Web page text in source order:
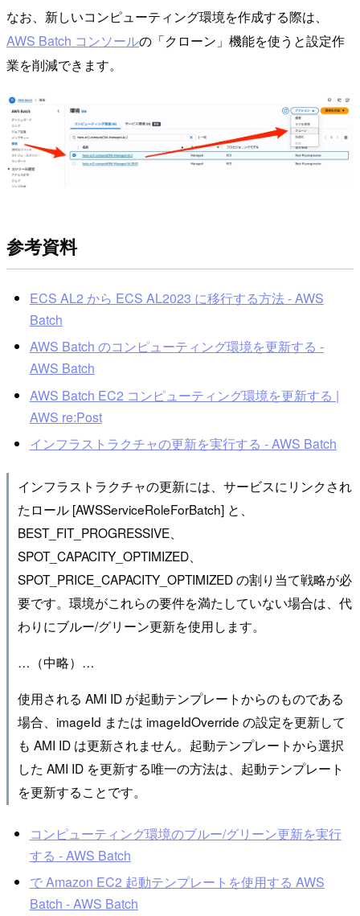
なお、新しいコンピューティング環境を作成する際は、
AWS Batch コンソールの「クローン」機能を使うと設定作
業を削減できます。
参考資料
ECS AL2 から ECS AL2023 に移行する方法 - AWS
Batch
AWS Batch のコンピューティング環境を更新する -
AWS Batch
AWS Batch EC2 コンピューティング環境を更新する |
AWS re:Post
インフラストラクチャの更新を実行する - AWS Batch
インフラストラクチャの更新には、サービスにリンクされ
たロール [AWSServiceRoleForBatch] と、
BEST_FIT_PROGRESSIVE、
SPOT_CAPACITY_OPTIMIZED、
SPOT_PRICE_CAPACITY_OPTIMIZED の割り当て戦略が必
要です。環境がこれらの要件を満たしていない場合は、代
わりにブルー/グリーン更新を使用します。
…（中略）…
使用される AMI ID が起動テンプレートからのものである
場合、imageId または imageIdOverride の設定を更新して
も AMI ID は更新されません。起動テンプレートから選択
した AMI ID を更新する唯一の方法は、起動テンプレート
を更新することです。
コンピューティング環境のブルー/グリーン更新を実行
する - AWS Batch
で Amazon EC2 起動テンプレートを使用する AWS
Batch - AWS Batch